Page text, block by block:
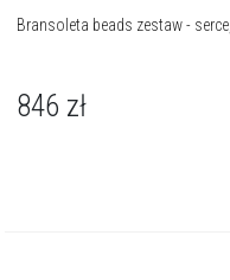
Bransoleta beads zestaw -
846 zł